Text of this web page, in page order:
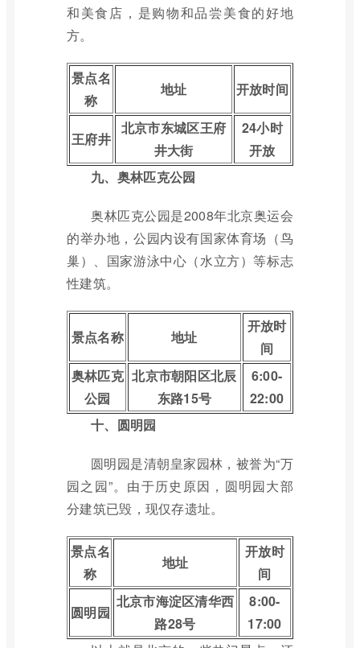
和美食店，是购物和品尝美食的好地
方。
景点名
称
地址 开放时间
王府井
北京市东城区王府
井大街
24小时
开放
九、奥林匹克公园
奥林匹克公园是2008年北京奥运会
的举办地，公园内设有国家体育场（鸟
巢）、国家游泳中心（水立方）等标志
性建筑。
景点名称 地址
开放时
间
奥林匹克
公园
北京市朝阳区北辰
东路15号
6:00-
22:00
十、圆明园
圆明园是清朝皇家园林，被誉为“万
园之园”。由于历史原因，圆明园大部
分建筑已毁，现仅存遗址。
景点名
称
地址
开放时
间
圆明园
北京市海淀区清华西
路28号
8:00-
17:00